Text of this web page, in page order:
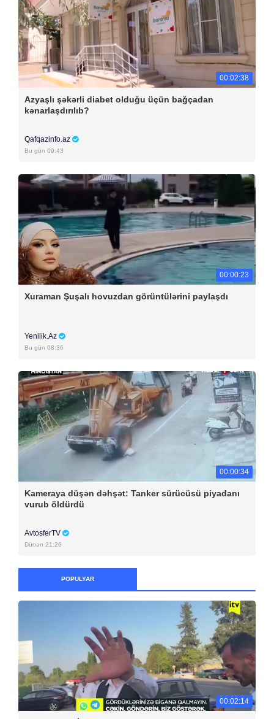
00:02:38
Azyaşlı şəkərli diabet olduğu üçün bağçadan
kənarlaşdırılıb?
Qafqazinfo.az
Bu gün 09:43
00:00:23
Xuraman Şuşalı hovuzdan görüntülərini paylaşdı
Yenilik.Az
Bu gün 08:36
00:00:34
Kameraya düşən dəhşət: Tanker sürücüsü piyadanı
vurub öldürdü
AvtosferTV
Dünən 21:26
POPULYAR
00:02:14